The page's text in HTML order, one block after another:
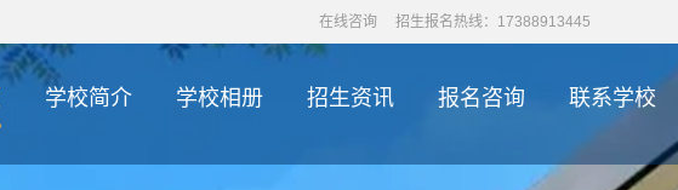
在线咨询 招生报名热线：17388913445
学校简介 学校相册 招生资讯 报名咨询 联系学校